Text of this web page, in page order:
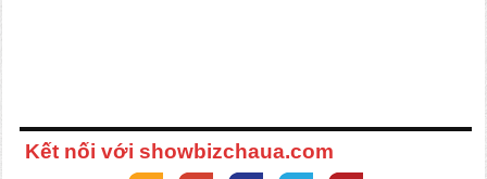
Kết nối với showbizchaua.com